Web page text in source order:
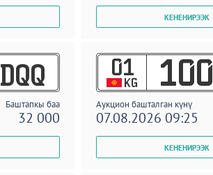
DQQ
Баштапкы баа
32 000
01
KG 100
Аукцион башталган күнү
07.08.2026 09:25